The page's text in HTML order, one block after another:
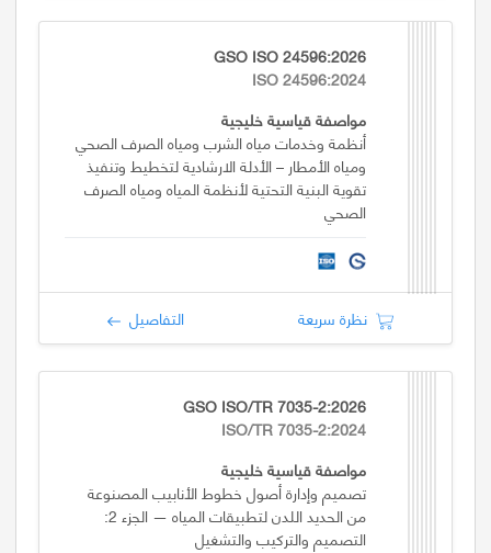
GSO ISO 24596:2026
ISO 24596:2024
مواصفة قياسية خليجية
أنظمة وخدمات مياه الشرب ومياه الصرف الصحي
ومياه الأمطار – الأدلة الارشادية لتخطيط وتنفيذ
تقوية البنية التحتية لأنظمة المياه ومياه الصرف
الصحي
نظرة سريعة التفاصيل
GSO ISO/TR 7035-2:2026
ISO/TR 7035-2:2024
مواصفة قياسية خليجية
تصميم وإدارة أصول خطوط الأنابيب المصنوعة
من الحديد اللدن لتطبيقات المياه — الجزء 2:
التصميم والتركيب والتشغيل